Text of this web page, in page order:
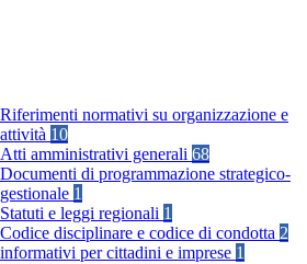
Riferimenti normativi su organizzazione e
attività 10
Atti amministrativi generali 68
Documenti di programmazione strategico-
gestionale 1
Statuti e leggi regionali 1
Codice disciplinare e codice di condotta 2
per cittadini e imprese 1